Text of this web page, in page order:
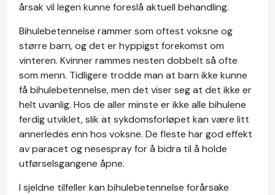
årsak vil legen kunne foreslå aktuell behandling.
Bihulebetennelse rammer som oftest voksne og
større barn, og det er hyppigst forekomst om
vinteren. Kvinner rammes nesten dobbelt så ofte
som menn. Tidligere trodde man at barn ikke kunne
få bihulebetennelse, men det viser seg at det ikke er
helt uvanlig. Hos de aller minste er ikke alle bihulene
ferdig utviklet, slik at sykdomsforløpet kan være litt
annerledes enn hos voksne. De fleste har god effekt
av paracet og nesespray for å bidra til å holde
utførselsgangene åpne.
I sjeldne tilfeller kan bihulebetennelse forårsake